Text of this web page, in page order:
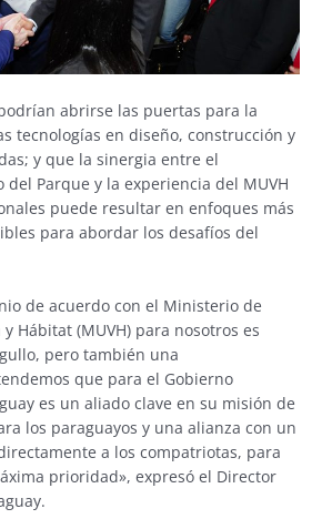
abrirse las puertas para la
tecnologías en diseño, construcción y
y que la sinergia entre el
Parque y la experiencia del MUVH
puede resultar en enfoques más
para abordar los desafíos del
de acuerdo con el Ministerio de
Hábitat (MUVH) para nosotros es
pero también una
que para el Gobierno
es un aliado clave en su misión de
los paraguayos y una alianza con un
a los compatriotas, para
prioridad», expresó el Director